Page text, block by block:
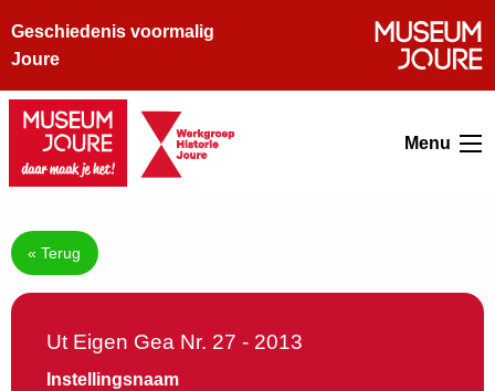
Geschiedenis voormalig
Joure
Menu
« Terug
Ut Eigen Gea Nr. 27 - 2013
Instellingsnaam